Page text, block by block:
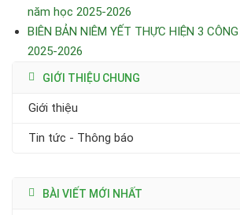
năm học 2025-2026
BIÊN BẢN NIÊM YẾT THỰC HIỆN 3
2025-2026
GIỚI THIỆU CHUNG
Giới thiệu
Tin tức - Thông báo
BÀI VIẾT MỚI NHẤT